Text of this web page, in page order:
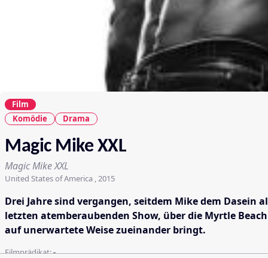
Film
Komödie
Drama
Magic Mike XXL
Magic Mike XXL
United States of America , 2015
Drei Jahre sind vergangen, seitdem Mike dem
letzten atemberaubenden Show, über die Myrtle
auf unerwartete Weise zueinander bringt.
Filmprädikat:-